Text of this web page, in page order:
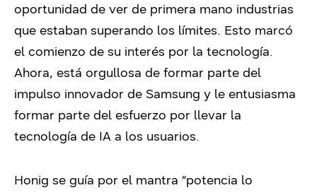
oportunidad de ver de primera mano industrias
que estaban superando los límites. Esto marcó
el comienzo de su interés por la tecnología.
Ahora, está orgullosa de formar parte del
impulso innovador de Samsung y le entusiasma
formar parte del esfuerzo por llevar la
tecnología de IA a los usuarios.
Honig se guía por el mantra “potencia lo